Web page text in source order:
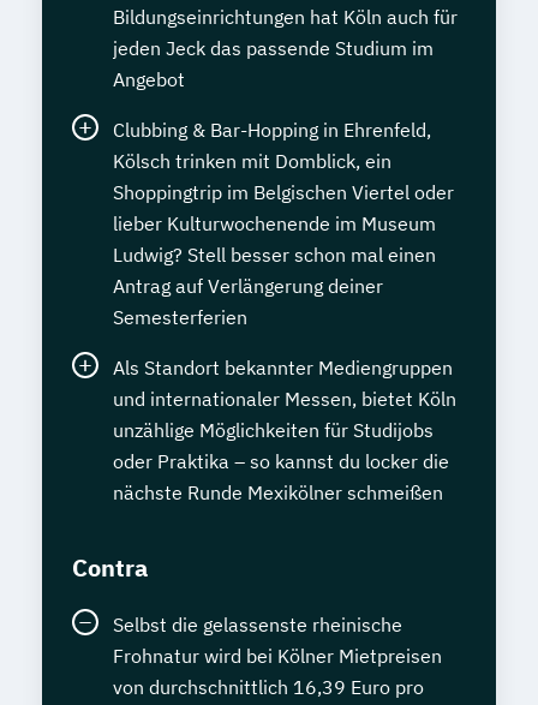
Bildungseinrichtungen hat Köln auch für
jeden Jeck das passende Studium im
Angebot
Clubbing & Bar-Hopping in Ehrenfeld,
Kölsch trinken mit Domblick, ein
Shoppingtrip im Belgischen Viertel oder
lieber Kulturwochenende im Museum
Ludwig? Stell besser schon mal einen
Antrag auf Verlängerung deiner
Semesterferien
Als Standort bekannter Mediengruppen
und internationaler Messen, bietet Köln
unzählige Möglichkeiten für Studijobs
oder Praktika – so kannst du locker die
nächste Runde Mexikölner schmeißen
Contra
Selbst die gelassenste rheinische
Frohnatur wird bei Kölner Mietpreisen
von durchschnittlich 16,39 Euro pro